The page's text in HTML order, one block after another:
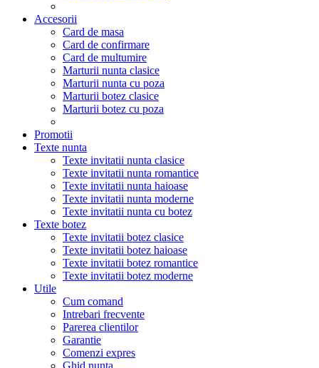
Accesorii
Card de masa
Card de confirmare
Card de multumire
Marturii nunta clasice
Marturii nunta cu poza
Marturii botez clasice
Marturii botez cu poza
Promotii
Texte nunta
Texte invitatii nunta clasice
Texte invitatii nunta romantice
Texte invitatii nunta haioase
Texte invitatii nunta moderne
Texte invitatii nunta cu botez
Texte botez
Texte invitatii botez clasice
Texte invitatii botez haioase
Texte invitatii botez romantice
Texte invitatii botez moderne
Utile
Cum comand
Intrebari frecvente
Parerea clientilor
Garantie
Comenzi expres
Ghid nunta